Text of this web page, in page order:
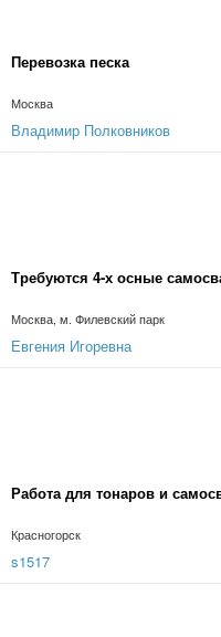
Перевозка песка
Москва
Владимир Полковников
Требуются 4-х осные
Москва, м. Филевский парк
Евгения Игоревна
Работа для тонаров и
Красногорск
s1517